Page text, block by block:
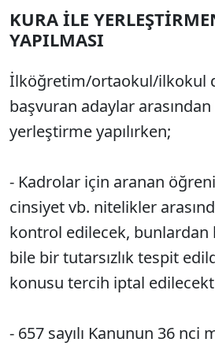
KURA İLE
YAPILMASI
İlköğretim/ortaokul/ilkokul
başvuran adaylar
yerleştirme yapılırken;
- Kadrolar için aranan
cinsiyet vb. nitelikler
kontrol edilecek,
bile bir tutarsızlık tespit
konusu tercih iptal
- 657 sayılı Kanunun 36 nci